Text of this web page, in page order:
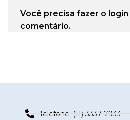
Você precisa fazer o login
comentário.
Telefone: (11) 3337-7933